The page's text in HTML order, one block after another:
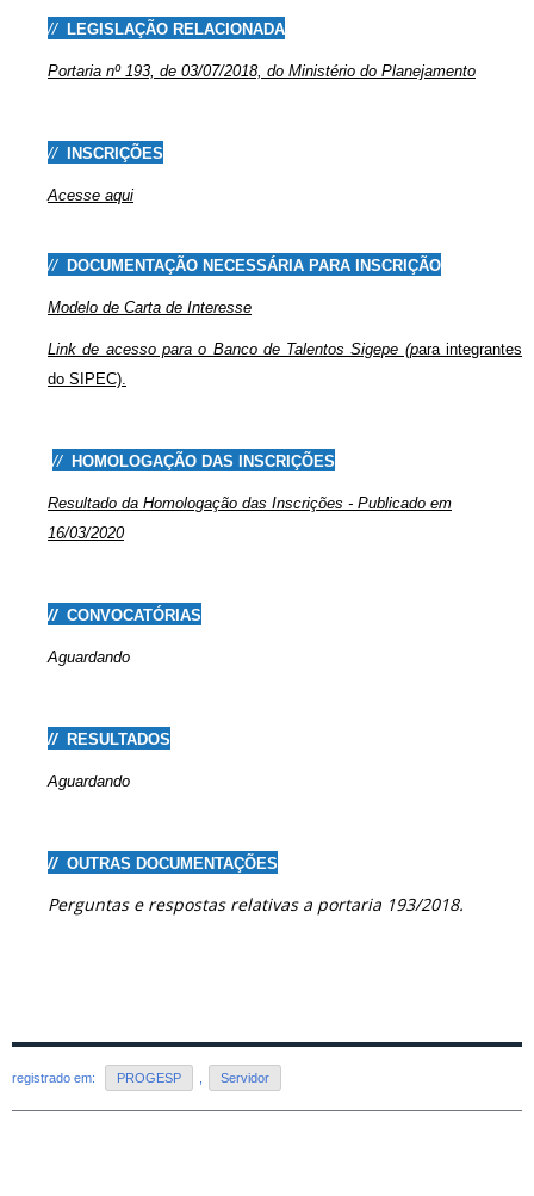
// LEGISLAÇÃO RELACIONADA
Portaria nº 193, de 03/07/2018, do Ministério do Planejamento
// INSCRIÇÕES
Acesse aqui
// DOCUMENTAÇÃO NECESSÁRIA PARA INSCRIÇÃO
Modelo de Carta de Interesse
Link de acesso para o Banco de Talentos Sigepe (para integrantes
do SIPEC).
// HOMOLOGAÇÃO DAS INSCRIÇÕES
Resultado da Homologação das Inscrições - Publicado em
16/03/2020
// CONVOCATÓRIAS
Aguardando
// RESULTADOS
Aguardando
// OUTRAS DOCUMENTAÇÕES
Perguntas e respostas relativas a portaria 193/2018.
registrado em: PROGESP Servidor